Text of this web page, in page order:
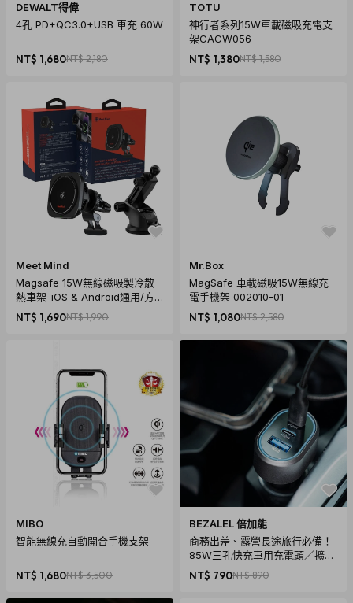
DEWALT得偉
4孔 PD+QC3.0+USB 車充 60W
NT$ 1,680NT$ 2,180
TOTU
神行者系列15W車載磁吸充電支
架CACW056
NT$ 1,380NT$ 1,580
Meet Mind
Magsafe 15W無線磁吸製冷散
熱車架-iOS & Android通用/方
形款
NT$ 1,690NT$ 1,990
Mr.Box
MagSafe 車載磁吸15W無線充
電手機架 002010-01
NT$ 1,080NT$ 2,580
MIBO
智能無線充自動開合手機支架
NT$ 1,680NT$ 3,500
BEZALEL 倍加能
商務出差、露營長途旅行必備！
85W三孔快充車用充電頭／擴充
點菸器｜PD 3.0 ＋ 雙 Type-C
輸出，一機搞定全車設備電力需
NT$ 790NT$ 890